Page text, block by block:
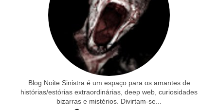
Blog Noite Sinistra é um espaço para os amantes de
histórias/estórias extraordinárias, deep web, curiosidades
bizarras e mistérios. Divirtam-se...